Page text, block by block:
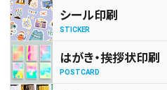
シール印刷
STICKER
はがき・挨拶状印刷
POSTCARD